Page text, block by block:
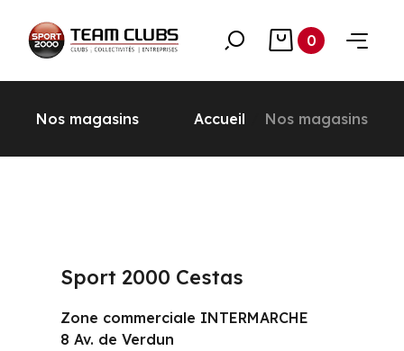
0
Nos magasins Accueil Nos magasins
Sport 2000 Cestas
Zone commerciale INTERMARCHE
8 Av. de Verdun